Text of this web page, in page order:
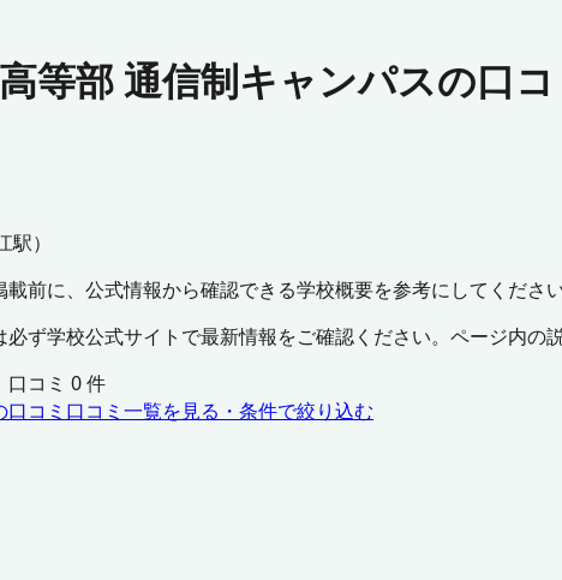
等部 通信制キャンパスの口
駅）
前に、公式情報から確認できる学校概要を参考にしてください
ず学校公式サイトで最新情報をご確認ください。ページ内の
コミ 0件
コミ 口コミ一覧を見る・条件で絞り込む